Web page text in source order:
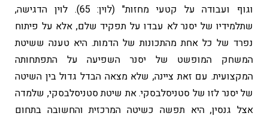
וגוף ועבודה על קטעי מחזות" (לוין: 65). לוין הדגישה,
שתלמידיו של יסנר לא עבדו על תפקיד שלם, אלא על פיתוח
נפרד של כל אחת מהתכונות של הדמות. היא טענה ששיטת
המשחק המופשט של יסנר השפיעה על התפתחותה
המקצועית. עם זאת ציינה, שלא מצאה הבדל גדול בין השיטה
של יסנר לזו של סטניסלבסקי. את שיטת סטניסלבסקי, שלמדה
אצל גנסין, היא תפשה כשיטה המרכזית והחשובה בתחום